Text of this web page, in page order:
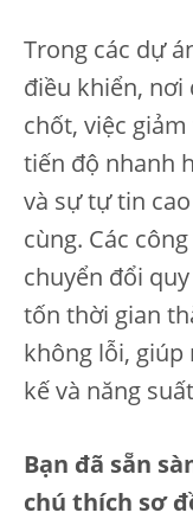
Trong các dự
điều khiển, nơi
chốt, việc
tiến độ nhanh
và sự tự tin
cùng. Các
chuyển đổi
tốn thời gian
không lỗi, giúp
kế và năng
Bạn đã sẵn
chú thích sơ